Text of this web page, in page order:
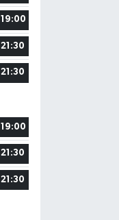
19:00
21:30
21:30
19:00
21:30
21:30